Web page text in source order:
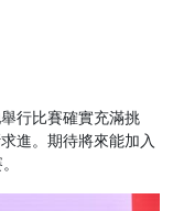
行比賽確實充滿挑
進。期待將來能加入